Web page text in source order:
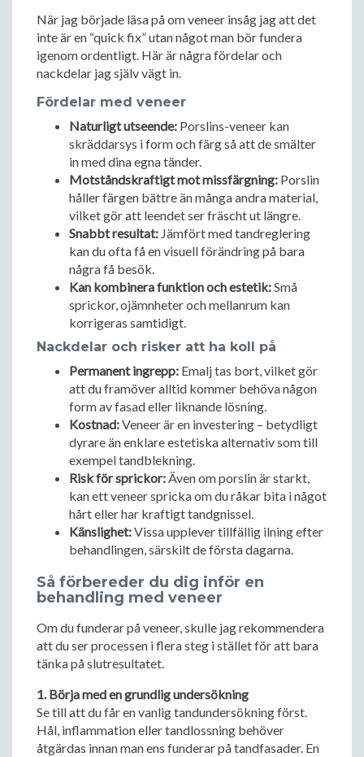
När jag började läsa på om veneer insåg jag att det
inte är en “quick fix” utan något man bör fundera
igenom ordentligt. Här är några fördelar och
nackdelar jag själv vägt in.
Fördelar med veneer
Naturligt utseende: Porslins-veneer kan
skräddarsys i form och färg så att de smälter
in med dina egna tänder.
Motståndskraftigt mot missfärgning: Porslin
håller färgen bättre än många andra material,
vilket gör att leendet ser fräscht ut längre.
Snabbt resultat: Jämfört med tandreglering
kan du ofta få en visuell förändring på bara
några få besök.
Kan kombinera funktion och estetik:Små
sprickor, ojämnheter och mellanrum kan
korrigeras samtidigt.
Nackdelar och risker att ha koll på
Permanent ingrepp: Emalj tas bort, vilket gör
att du framöver alltid kommer behöva någon
form av fasad eller liknande lösning.
Kostnad:Veneer är en investering – betydligt
dyrare än enklare estetiska alternativ som till
exempel tandblekning.
Risk för sprickor:Även om porslin är starkt,
kan ett veneer spricka om du råkar bita i något
hårt eller har kraftigt tandgnissel.
Känslighet:Vissa upplever tillfällig ilning efter
behandlingen, särskilt de första dagarna.
Så förbereder du dig inför en
behandling med veneer
Om du funderar på veneer, skulle jag rekommendera
att du ser processen i flera steg i stället för att bara
tänka på slutresultatet.
1. Börja med en grundlig undersökning
Se till att du får en vanlig tandundersökning först.
Hål, inflammation eller tandlossning behöver
åtgärdas innan man ens funderar på tandfasader. En